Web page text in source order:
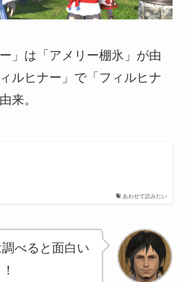
」は「アメリー棚氷」が由
ルヒナー」で「フィルヒナ
来。
あわせて読みたい
べると面白い